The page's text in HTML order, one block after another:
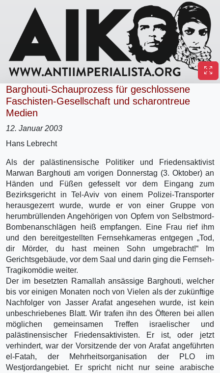
Barghouti-Schauprozess für geschlossene
Faschisten-Gesellschaft und scharontreue
Medien
12. Januar 2003
Hans Lebrecht
Als der palästinensische Politiker und Friedensaktivist
Marwan Barghouti am vorigen Donnerstag (3. Oktober) an
Händen und Füßen gefesselt vor dem Eingang zum
Bezirksgericht in Tel-Aviv von einem Polizei-Transporter
herausgezerrt wurde, wurde er von einer Gruppe von
herumbrüllenden Angehörigen von Opfern von Selbstmord-
Bombenanschlägen heiß empfangen. Eine Frau rief ihm
und den bereitgestellten Fernsehkameras entgegen „Tod,
dir Mörder, du hast meinen Sohn umgebracht!“ Im
Gerichtsgebäude, vor dem Saal und darin ging die Fernseh-
Tragikomödie weiter.
Der im besetzten Ramallah ansässige Barghouti, welcher
bis vor einigen Monaten noch von Vielen als der zukünftige
Nachfolger von Jasser Arafat angesehen wurde, ist kein
unbeschriebenes Blatt. Wir trafen ihn des Öfteren bei allen
möglichen gemeinsamen Treffen israelischer und
palästinensischer Friedensaktivisten. Er ist, oder jetzt
verhindert, war der Vorsitzende der von Arafat angeführten
el-Fatah, der Mehrheitsorganisation der PLO im
Westjordangebiet. Er spricht nicht nur seine arabische